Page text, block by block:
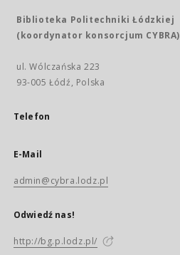
Biblioteka Politechniki Łódzkiej
(koordynator konsorcjum CYBRA)
ul. Wólczańska 223
93-005 Łódź, Polska
Telefon
E-Mail
admin@cybra.lodz.pl
Odwiedź nas!
http://bg.p.lodz.pl/